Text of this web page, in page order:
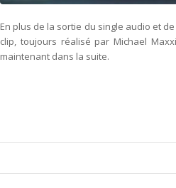
En plus de la sortie du single audio et de
clip, toujours réalisé par Michael
maintenant dans la suite.